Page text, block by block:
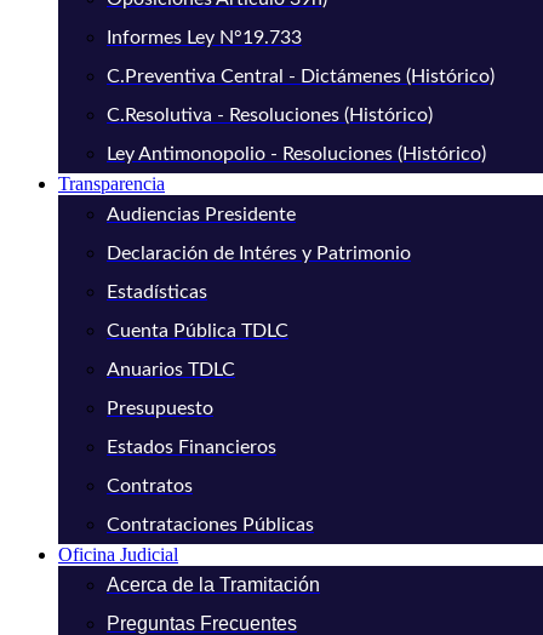
Informes Ley N°19.733
C.Preventiva Central - Dictámenes (Histórico)
C.Resolutiva - Resoluciones (Histórico)
Ley Antimonopolio - Resoluciones (Histórico)
Transparencia
Audiencias Presidente
Declaración de Intéres y Patrimonio
Estadísticas
Cuenta Pública TDLC
Anuarios TDLC
Presupuesto
Estados Financieros
Contratos
Contrataciones Públicas
Oficina Judicial
Acerca de la Tramitación
Preguntas Frecuentes